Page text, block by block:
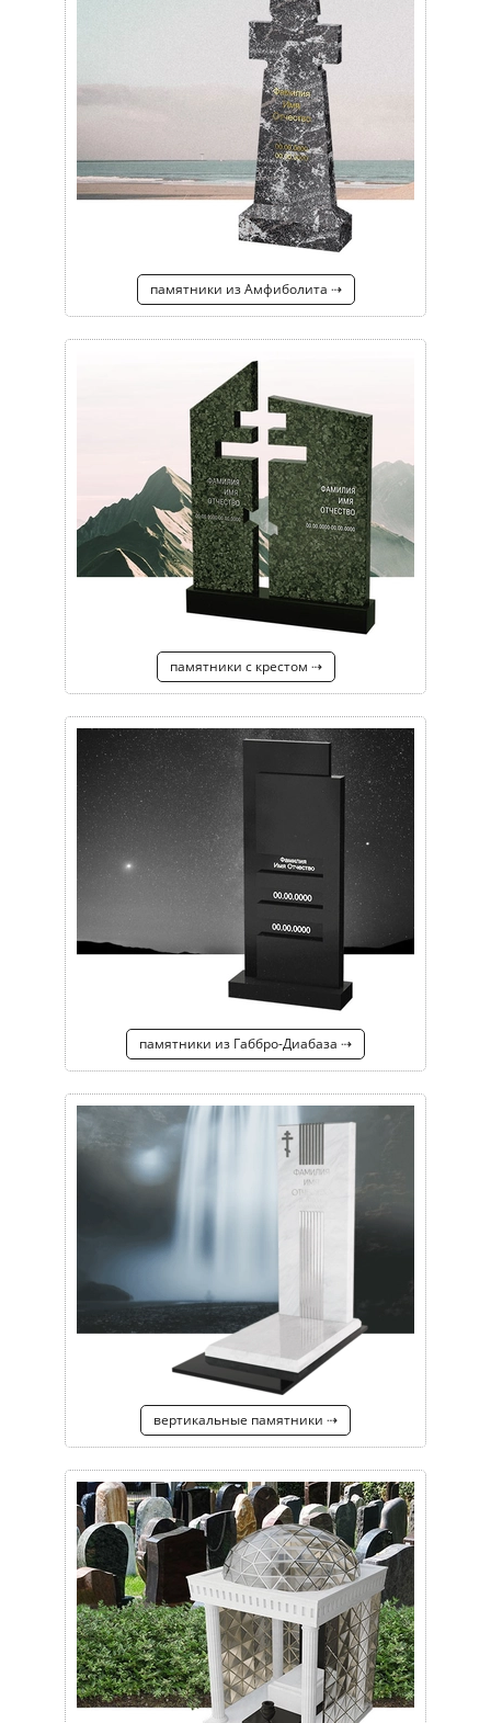
памятники из Амфиболита ⇢
памятники с крестом ⇢
памятники из Габбро-Диабаза ⇢
вертикальные памятники ⇢